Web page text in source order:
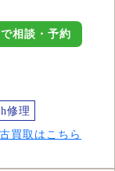
相談・予約
修理
買取はこちら